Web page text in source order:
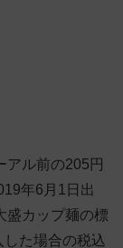
アル前の205円
年6月1日出
盛カップ麺の標
た場合の税込